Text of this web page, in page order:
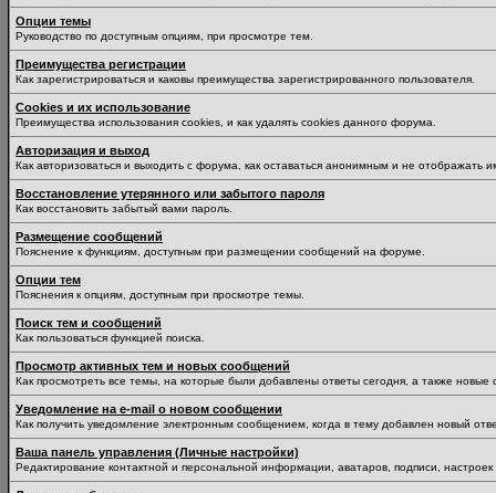
Опции темы
Руководство по доступным опциям, при просмотре тем.
Преимущества регистрации
Как зарегистрироваться и каковы преимущества зарегистрированного пользователя.
Cookies и их использование
Преимущества использования cookies, и как удалять cookies данного форума.
Авторизация и выход
Как авторизоваться и выходить с форума, как оставаться анонимным и не отображать
Восстановление утерянного или забытого пароля
Как восстановить забытый вами пароль.
Размещение сообщений
Пояснение к функциям, доступным при размещении сообщений на форуме.
Опции тем
Пояснения к опциям, доступным при просмотре темы.
Поиск тем и сообщений
Как пользоваться функцией поиска.
Просмотр активных тем и новых сообщений
Как просмотреть все темы, на которые были добавлены ответы сегодня, а также
Уведомление на е-mail о новом сообщении
Как получить уведомление электронным сообщением, когда в тему добавлен новый
Ваша панель управления (Личные настройки)
Редактирование контактной и персональной информации, аватаров, подписи,